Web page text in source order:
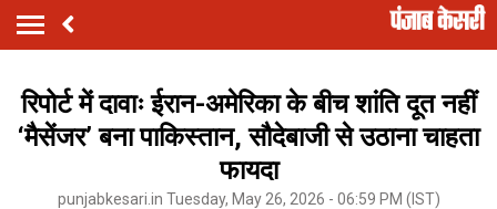
रिपोर्ट में दावाः ईरान-अमेरिका के बीच शांति दूत नहीं
‘मैसेंजर’ बना पाकिस्तान, सौदेबाजी से उठाना चाहता
फायदा
punjabkesari.in Tuesday, May 26, 2026 - 06:59 PM (IST)